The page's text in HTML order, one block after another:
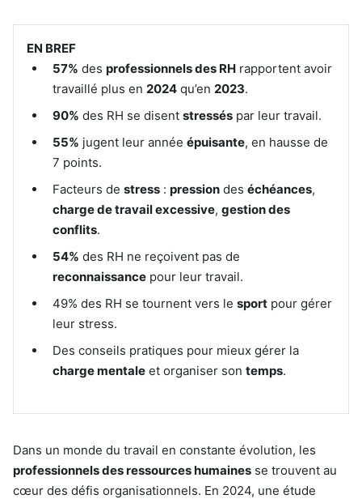
EN BREF
57% des professionnels des RH rapportent avoir
travaillé plus en 2024 qu’en 2023.
90% des RH se disent stressés par leur travail.
55% jugent leur année épuisante, en hausse de
7 points.
Facteurs de stress : pression des échéances,
charge de travail excessive, gestion des
conflits.
54% des RH ne reçoivent pas de
reconnaissance pour leur travail.
49% des RH se tournent vers le sport pour gérer
leur stress.
Des conseils pratiques pour mieux gérer la
charge mentale et organiser son temps.
Dans un monde du travail en constante évolution, les
professionnels des ressources humaines se trouvent au
cœur des défis organisationnels. En 2024, une étude